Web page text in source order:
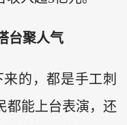
台聚人气
的，都是手工刺
都能上台表演，还